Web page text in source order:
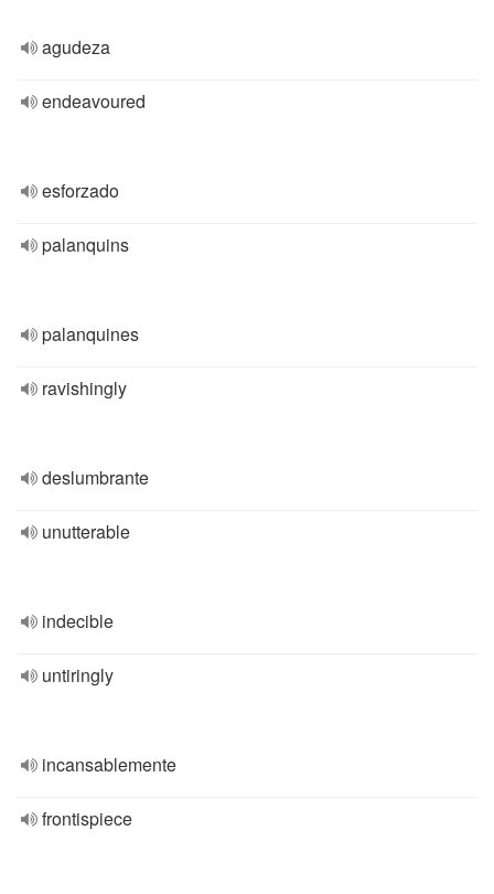
agudeza
endeavoured
esforzado
palanquins
palanquines
ravishingly
deslumbrante
unutterable
indecible
untiringly
incansablemente
frontispiece